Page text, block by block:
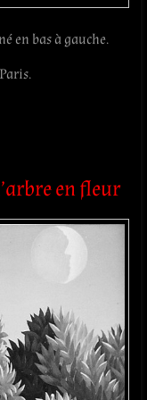
en bas à gauche.
en fleur